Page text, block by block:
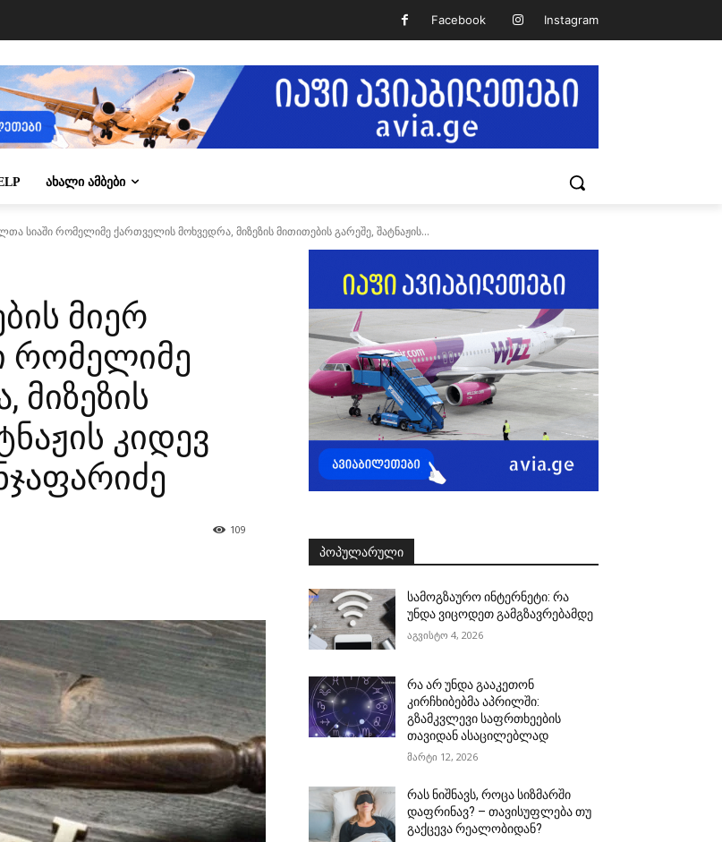
Facebook Instagram
ᲐᲮᲐᲚᲘ ᲐᲛᲑᲔᲑᲘ
სიაში რომელიმე ქართველის მოხვედრა, მიზეზის მითითების გარეშე, შატნაჟის...
მიერ
რომელიმე
კიდევ
109
ᲞᲝᲞᲣᲚᲐᲠᲣᲚᲘ
სამოგზაურო ინტერნეტი: რა
უნდა ვიცოდეთ გამგზავრებამდე
აგვისტო 4, 2026
რა არ უნდა გააკეთონ
კირჩხიბებმა აპრილში:
გზამკვლევი საფრთხეების
თავიდან ასაცილებლად
მარტი 12, 2026
რას ნიშნავს, როცა სიზმარში
დაფრინავ? – თავისუფლება თუ
გაქცევა რეალობიდან?